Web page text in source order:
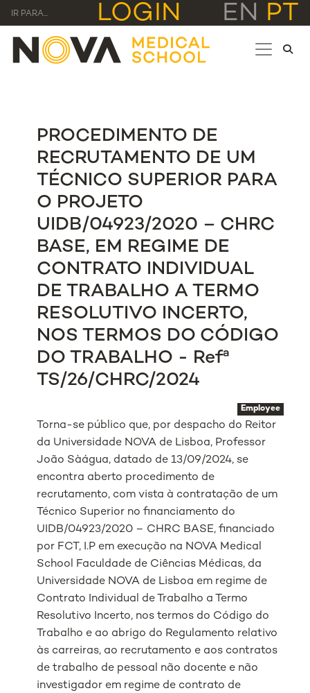
IR PARA... LOGIN EN PT
PROCEDIMENTO DE
RECRUTAMENTO DE UM
TÉCNICO SUPERIOR PARA
O PROJETO
UIDB/04923/2020 – CHRC
BASE, EM REGIME DE
CONTRATO INDIVIDUAL
DE TRABALHO A TERMO
RESOLUTIVO INCERTO,
NOS TERMOS DO CÓDIGO
DO TRABALHO - Refª
TS/26/CHRC/2024
Employee
Torna-se público que, por despacho do Reitor
da Universidade NOVA de Lisboa, Professor
João Sàágua, datado de 13/09/2024, se
encontra aberto procedimento de
recrutamento, com vista à contratação de um
Técnico Superior no financiamento do
UIDB/04923/2020 – CHRC BASE, financiado
por FCT, I.P em execução na NOVA Medical
School Faculdade de Ciências Médicas, da
Universidade NOVA de Lisboa em regime de
Contrato Individual de Trabalho a Termo
Resolutivo Incerto, nos termos do Código do
Trabalho e ao abrigo do Regulamento relativo
às carreiras, ao recrutamento e aos contratos
de trabalho de pessoal não docente e não
investigador em regime de contrato de